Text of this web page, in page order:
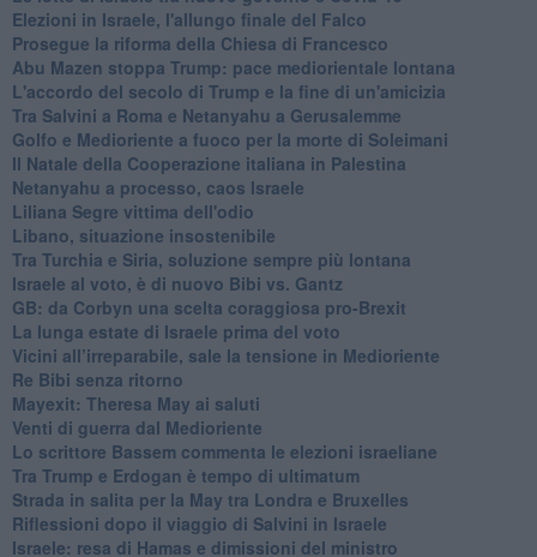
Elezioni in Israele, l'allungo finale del Falco
Prosegue la riforma della Chiesa di Francesco
Abu Mazen stoppa Trump: pace mediorientale lontana
L'accordo del secolo di Trump e la fine di un'amicizia
Tra Salvini a Roma e Netanyahu a Gerusalemme
Golfo e Medioriente a fuoco per la morte di Soleimani
Il Natale della Cooperazione italiana in Palestina
Netanyahu a processo, caos Israele
Liliana Segre vittima dell'odio
Libano, situazione insostenibile
Tra Turchia e Siria, soluzione sempre più lontana
Israele al voto, è di nuovo Bibi vs. Gantz
GB: da Corbyn una scelta coraggiosa pro-Brexit
La lunga estate di Israele prima del voto
Vicini all’irreparabile, sale la tensione in Medioriente
Re Bibi senza ritorno
Mayexit: Theresa May ai saluti
Venti di guerra dal Medioriente
Lo scrittore Bassem commenta le elezioni israeliane
Tra Trump e Erdogan è tempo di ultimatum
Strada in salita per la May tra Londra e Bruxelles
Riflessioni dopo il viaggio di Salvini in Israele
Israele: resa di Hamas e dimissioni del ministro